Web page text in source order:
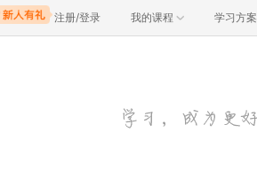
注册/登录 我的课程 学习方案